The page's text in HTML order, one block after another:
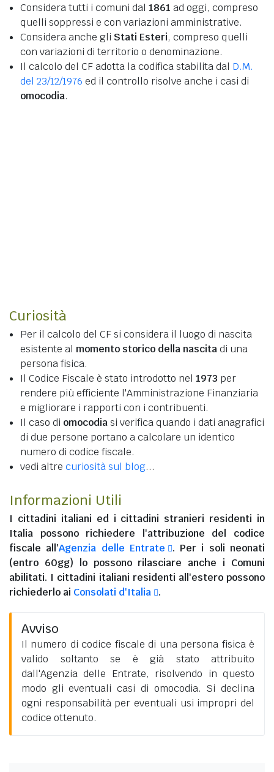
Considera tutti i comuni dal 1861 ad oggi, compreso
quelli soppressi e con variazioni amministrative.
Considera anche gli Stati Esteri, compreso quelli
con variazioni di territorio o denominazione.
Il calcolo del CF adotta la codifica stabilita dal D.M.
del 23/12/1976 ed il controllo risolve anche i casi di
omocodia.
Curiosità
Per il calcolo del CF si considera il luogo di nascita
esistente al momento storico della nascitadi una
persona fisica.
Il Codice Fiscale è stato introdotto nel 1973 per
rendere più efficiente l'Amministrazione Finanziaria
e migliorare i rapporti con i contribuenti.
Il caso di omocodiasi verifica quando i dati anagrafici
di due persone portano a calcolare un identico
numero di codice fiscale.
vedi altre curiosità sul blog...
Informazioni Utili
I cittadini italiani ed i cittadini stranieri residenti in
Italia possono richiedere l'attribuzione del codice
fiscale all'Agenzia delle Entrate
. Per i soli neonati
(entro 60gg) lo possono rilasciare anche i Comuni
abilitati. I cittadini italiani residenti all'esteropossono
richiederlo ai Consolati d'Italia .
Avviso
Il numero di codice fiscale di una persona fisica è
valido soltanto se è già stato attribuito
dall'Agenzia delle Entrate, risolvendo in questo
modo gli eventuali casi di omocodia. Si declina
ogni responsabilità per eventuali usi impropri del
codice ottenuto.